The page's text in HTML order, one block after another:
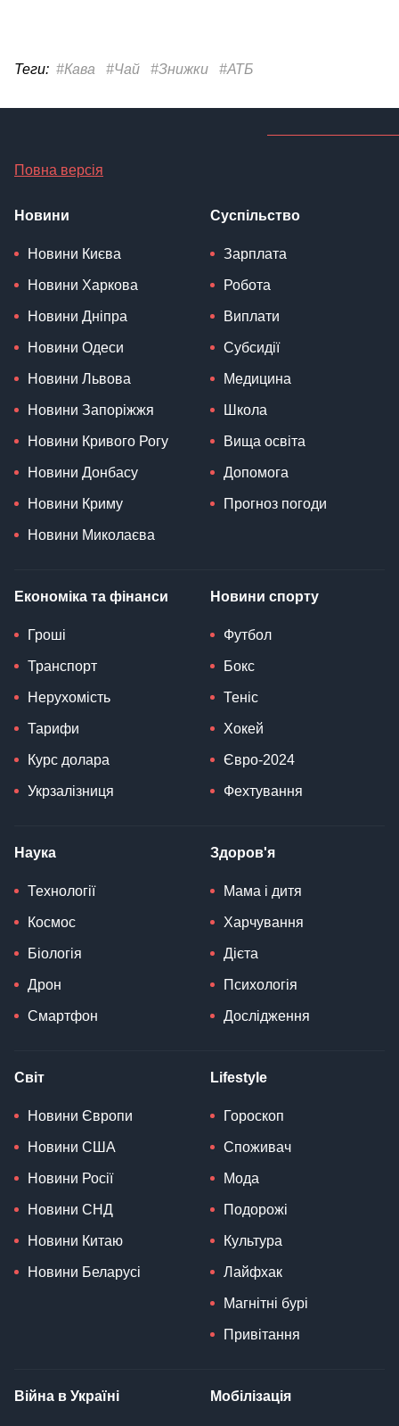
Теги: #Кава #Чай #Знижки #АТБ
Повна версія
Новини
Новини Києва
Новини Харкова
Новини Дніпра
Новини Одеси
Новини Львова
Новини Запоріжжя
Новини Кривого Рогу
Новини Донбасу
Новини Криму
Новини Миколаєва
Суспільство
Зарплата
Робота
Виплати
Субсидії
Медицина
Школа
Вища освіта
Допомога
Прогноз погоди
Економіка та фінанси
Гроші
Транспорт
Нерухомість
Тарифи
Курс долара
Укрзалізниця
Новини спорту
Футбол
Бокс
Теніс
Хокей
Євро-2024
Фехтування
Наука
Технології
Космос
Біологія
Дрон
Смартфон
Здоров'я
Мама і дитя
Харчування
Дієта
Психологія
Дослідження
Світ
Новини Європи
Новини США
Новини Росії
Новини СНД
Новини Китаю
Новини Беларусі
Lifestyle
Гороскоп
Споживач
Мода
Подорожі
Культура
Лайфхак
Магнітні бурі
Привітання
Війна в Україні Мобілізація